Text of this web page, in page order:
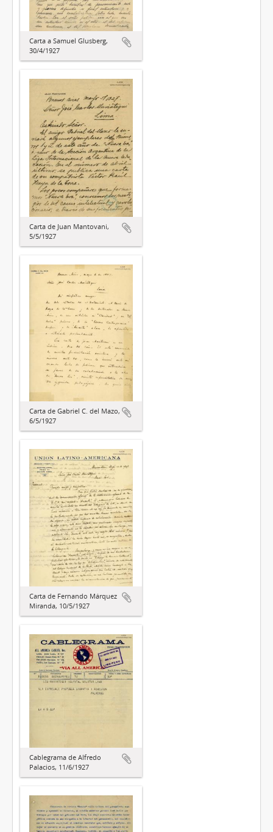
Carta a Samuel Glusberg,
30/4/1927
Carta de Juan Mantovani,
5/5/1927
Carta de Gabriel C. del Mazo,
6/5/1927
Carta de Fernando Márquez
Miranda, 10/5/1927
Cablegrama de Alfredo
Palacios, 11/6/1927